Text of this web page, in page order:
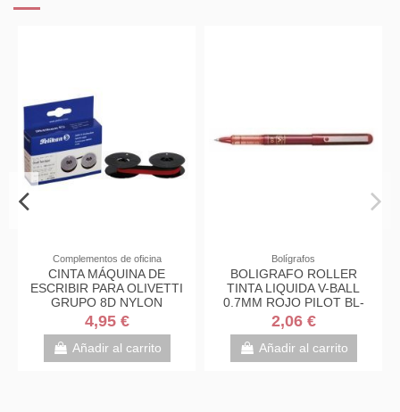
Complementos de oficina
CINTA MÁQUINA DE
ESCRIBIR PARA OLIVETTI
GRUPO 8D NYLON
NEGRO Y ROJO 571984 /
44041
4,95 €
Añadir al carrito
Bolígrafos
BOLIGRAFO ROLLER
TINTA LIQUIDA V-BALL
0.7MM ROJO PILOT BL-
VB7-R
2,06 €
Añadir al carrito